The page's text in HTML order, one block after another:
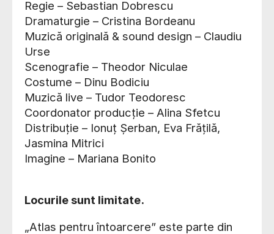
Regie – Sebastian Dobrescu
Dramaturgie – Cristina Bordeanu
Muzică originală & sound design – Claudiu
Urse
Scenografie – Theodor Niculae
Costume – Dinu Bodiciu
Muzică live – Tudor Teodoresc
Coordonator producție – Alina Sfetcu
Distribuție – Ionuț Șerban, Eva Frățilă,
Jasmina Mitrici
Imagine – Mariana Bonito
Locurile sunt limitate.
„Atlas pentru întoarcere” este parte din